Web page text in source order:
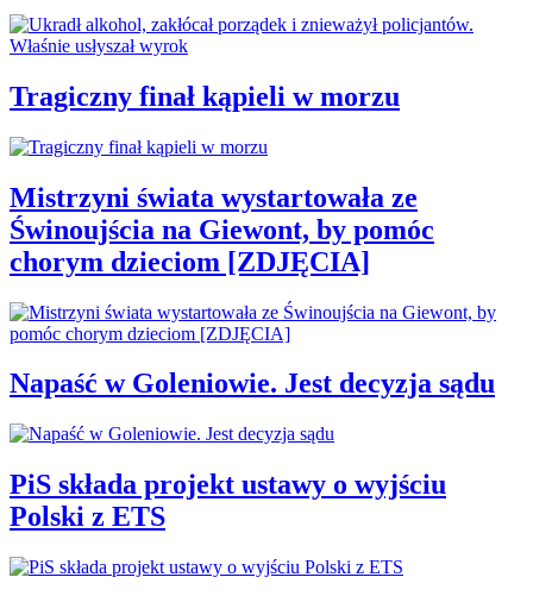
Tragiczny finał kąpieli w morzu
Mistrzyni świata wystartowała ze
Świnoujścia na Giewont, by pomóc
chorym dzieciom [ZDJĘCIA]
Napaść w Goleniowie. Jest decyzja sądu
PiS składa projekt ustawy o wyjściu
Polski z ETS